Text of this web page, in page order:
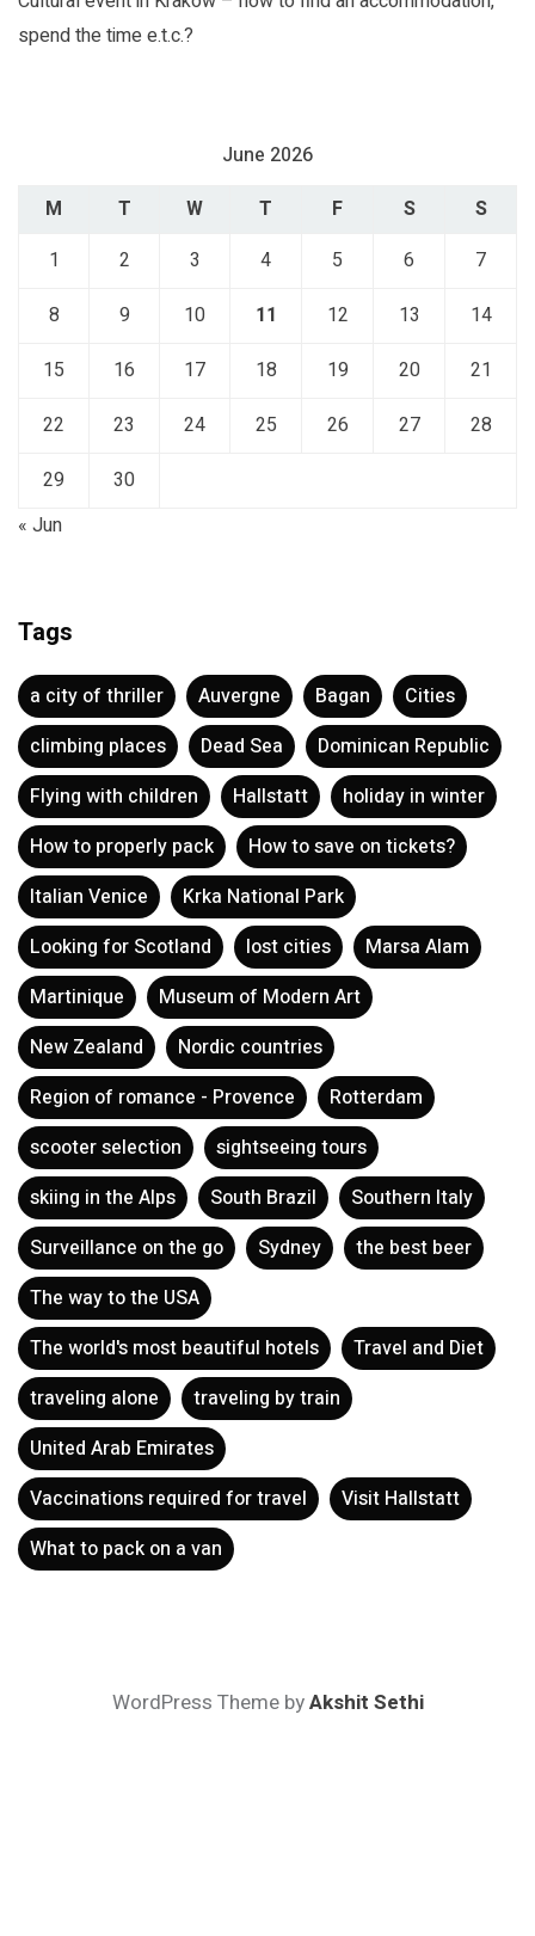
8
9 10 11 12 13
14
15
16 17 18 19 20
21
22
23 24 25 26 27
28
29
30
a city of thriller
climbing places
Dead Sea
Dominican Republic
Flying with children
Hallstatt
holiday in winter
How to properly pack
How to save on tickets?
Italian Venice
Krka National Park
Looking for Scotland
lost cities
Marsa Alam
Martinique
Museum of Modern Art
New Zealand
Nordic countries
Region of romance - Provence
Rotterdam
scooter selection
sightseeing tours
skiing in the Alps
South Brazil
Southern Italy
Surveillance on the go
Sydney
the best beer
The way to the USA
The world's most beautiful hotels
Travel and Diet
traveling alone
traveling by train
United Arab Emirates
Vaccinations required for travel
What to pack on a van